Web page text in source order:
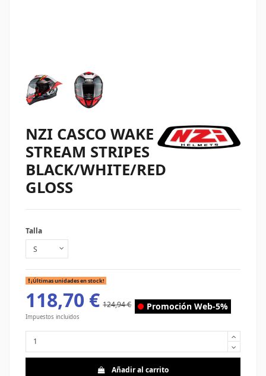
NZI CASCO WAKE
STREAM STRIPES
BLACK/WHITE/RED
GLOSS
Talla
¡Últimas unidades en stock!
118,70 € 124,94 € Promoción Web-5%
Impuestos incluidos
Añadir al carrito